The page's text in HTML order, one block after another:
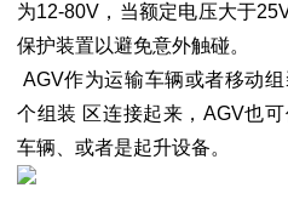
为12-80V，当额定电压大于
保护装置以避免意外触碰。
AGV作为运输车辆或者移动
个组装 区连接起来，AGV也
车辆、或者是起升设备。